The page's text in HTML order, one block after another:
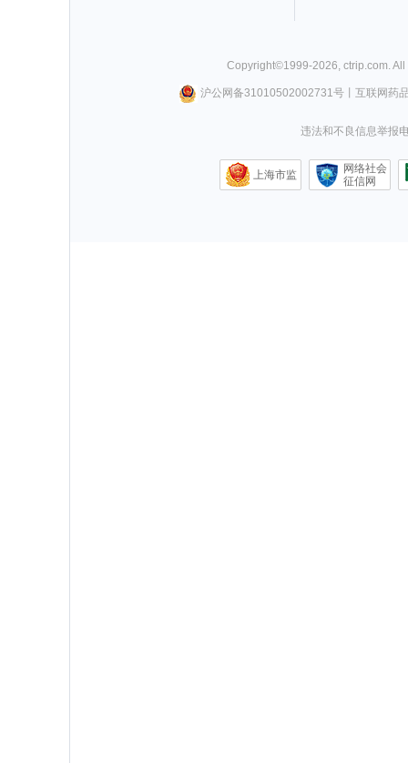
Copyright©1999-2026 ctrip.com .
沪公网备31010502002731号丨 互联网药
违法和不良信息举报
上海市监
网络社会
征信网